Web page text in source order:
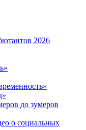
2026
до зумеров
о социальных